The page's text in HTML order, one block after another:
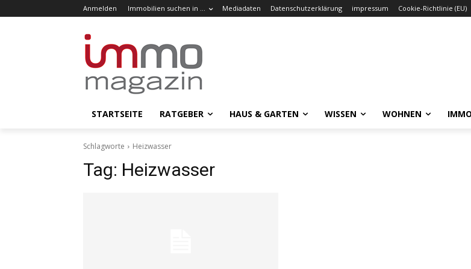
Anmelden Immobilien suchen in … Mediadaten Datenschutzerklärung impressum Cookie-Richtlinie (EU)
STARTSEITE RATGEBER HAUS & GARTEN WISSEN WOHNEN
Schlagworte Heizwasser
Tag: Heizwasser